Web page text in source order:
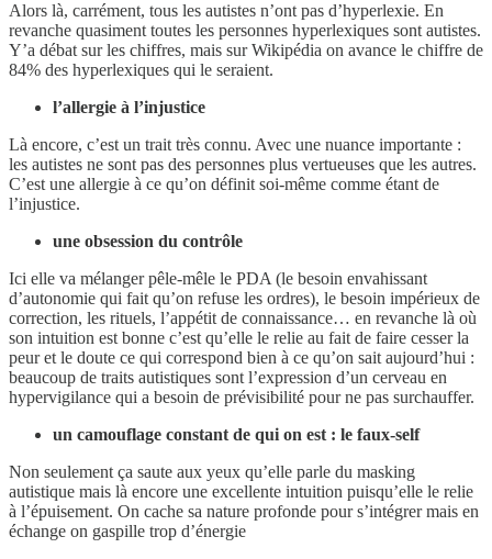
Alors là, carrément, tous les autistes n’ont pas d’hyperlexie. En
revanche quasiment toutes les personnes hyperlexiques sont autistes.
Y’a débat sur les chiffres, mais sur Wikipédia on avance le chiffre de
84% des hyperlexiques qui le seraient.
l’allergie à l’injustice
Là encore, c’est un trait très connu. Avec une nuance importante :
les autistes ne sont pas des personnes plus vertueuses que les autres.
C’est une allergie à ce qu’on définit soi-même comme étant de
l’injustice.
une obsession du contrôle
Ici elle va mélanger pêle-mêle le PDA (le besoin envahissant
d’autonomie qui fait qu’on refuse les ordres), le besoin impérieux de
correction, les rituels, l’appétit de connaissance… en revanche là où
son intuition est bonne c’est qu’elle le relie au fait de faire cesser la
peur et le doute ce qui correspond bien à ce qu’on sait aujourd’hui :
beaucoup de traits autistiques sont l’expression d’un cerveau en
hypervigilance qui a besoin de prévisibilité pour ne pas surchauffer.
un camouflage constant de qui on est : le faux-self
Non seulement ça saute aux yeux qu’elle parle du masking
autistique mais là encore une excellente intuition puisqu’elle le relie
à l’épuisement. On cache sa nature profonde pour s’intégrer mais en
échange on gaspille trop d’énergie